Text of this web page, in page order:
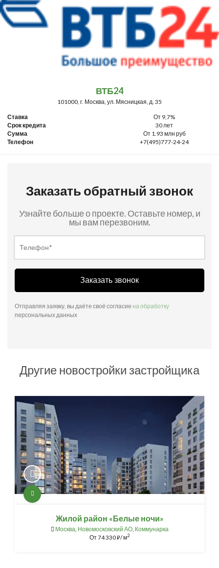
ВТБ24
101000, г. Москва, ул. Мясницкая, д. 35
Ставка
От 9,7%
Срок кредита
30 лет
Сумма
От 1.93 млн руб
Телефон
+7(495)777-24-24
Заказать обратный звонок
Узнайте больше о проекте. Оставьте номер, и
мы вам перезвоним.
Заказать звонок
Отправляя заявку, вы даёте своё согласие на обработку
персональных данных
Другие новостройки застройщика
Жилой район «Белые ночи»
Москва Новомосковский АО, Коммунарка
От74 330⃏/ м2